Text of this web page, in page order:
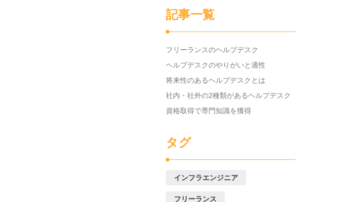
記事一覧
フリーランスのヘルプデスク
ヘルプデスクのやりがいと適性
将来性のあるヘルプデスクとは
社内・社外の2種類があるヘルプデスク
資格取得で専門知識を獲得
タグ
インフラエンジニア
フリーランス